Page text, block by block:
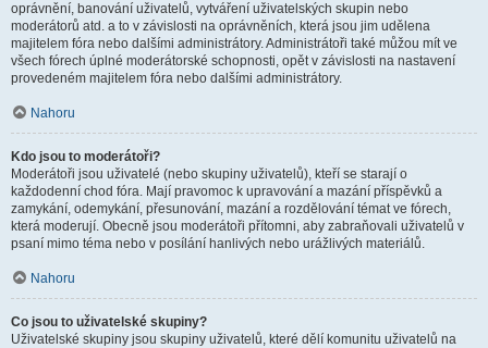
oprávnění, banování uživatelů, vytváření uživatelských skupin nebo
moderátorů atd. a to v závislosti na oprávněních, která jsou jim udělena
majitelem fóra nebo dalšími administrátory. Administrátoři také můžou mít ve
všech fórech úplné moderátorské schopnosti, opět v závislosti na nastavení
provedeném majitelem fóra nebo dalšími administrátory.
Nahoru
Kdo jsou to moderátoři?
Moderátoři jsou uživatelé (nebo skupiny uživatelů), kteří se starají o
každodenní chod fóra. Mají pravomoc k upravování a mazání příspěvků a
zamykání, odemykání, přesunování, mazání a rozdělování témat ve fórech,
která moderují. Obecně jsou moderátoři přítomni, aby zabraňovali uživatelů v
psaní mimo téma nebo v posílání hanlivých nebo urážlivých materiálů.
Nahoru
Co jsou to uživatelské skupiny?
Uživatelské skupiny jsou skupiny uživatelů, které dělí komunitu uživatelů na